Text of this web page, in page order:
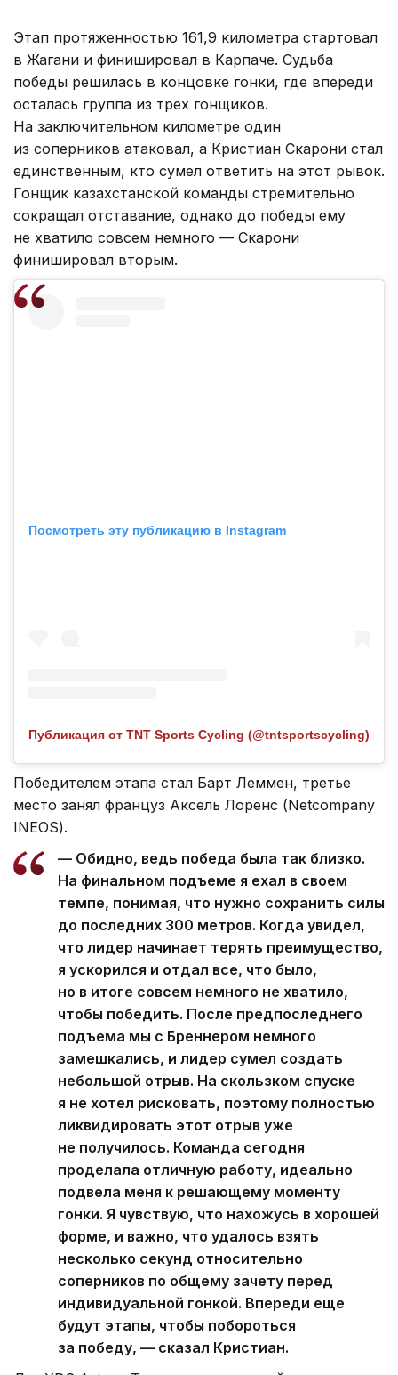
Этап протяженностью 161,9 километра стартовал
в Жагани и финишировал в Карпаче. Судьба
победы решилась в концовке гонки, где впереди
осталась группа из трех гонщиков.
На заключительном километре один
из соперников атаковал, а Кристиан Скарони стал
единственным, кто сумел ответить на этот рывок.
Гонщик казахстанской команды стремительно
сокращал отставание, однако до победы ему
не хватило совсем немного — Скарони
финишировал вторым.
Посмотреть эту публикацию в Instagram
Публикация от TNT Sports Cycling (@tntsportscycling)
Победителем этапа стал Барт Леммен, третье
место занял француз Аксель Лоренс (Netcompany
INEOS).
— Обидно, ведь победа была так близко.
На финальном подъеме я ехал в своем
темпе, понимая, что нужно сохранить силы
до последних 300 метров. Когда увидел,
что лидер начинает терять преимущество,
я ускорился и отдал все, что было,
но в итоге совсем немного не хватило,
чтобы победить. После предпоследнего
подъема мы с Бреннером немного
замешкались, и лидер сумел создать
небольшой отрыв. На скользком спуске
я не хотел рисковать, поэтому полностью
ликвидировать этот отрыв уже
не получилось. Команда сегодня
проделала отличную работу, идеально
подвела меня к решающему моменту
гонки. Я чувствую, что нахожусь в хорошей
форме, и важно, что удалось взять
несколько секунд относительно
соперников по общему зачету перед
индивидуальной гонкой. Впереди еще
будут этапы, чтобы побороться
за победу, — сказал Кристиан.